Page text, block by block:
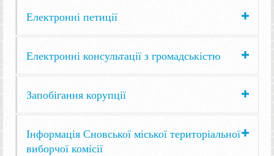
Електронні петиції
Електронні консультації з громадськістю
Запобігання корупції
Інформація Сновської міської територіальної
виборчої комісії